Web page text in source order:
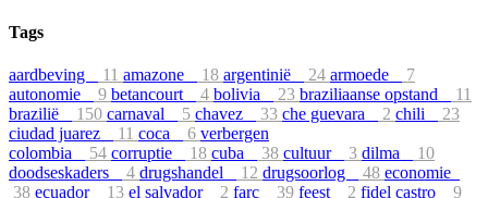
Tags
aardbeving 11 amazone 18 argentinië 24 armoede
7
autonomie
9 betancourt 4 bolivia 23 braziliaanse opstand
11
brazilië
150 carnaval 5 chavez 33 che guevara 2 chili
23
ciudad juarez
11 coca 6 verbergen
colombia
54 corruptie 18 cuba 38 cultuur 3 dilma
10
doodseskaders
4 drugshandel 12 drugsoorlog 48 economie
38 ecuador 13 el salvador 2 farc 39 feest 2 fidel castro 9